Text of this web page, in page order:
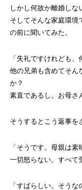
しかし何故か離婚しな
そしてそんな家庭環境
の前に聞いてみた。
「失礼ですけれども
他の兄弟も含めてそん
か？
素直であるし。お母さ
そうするとこう返事を
「そうです。母親は素
一切怒らない。すべて
「すばらしい。そうな